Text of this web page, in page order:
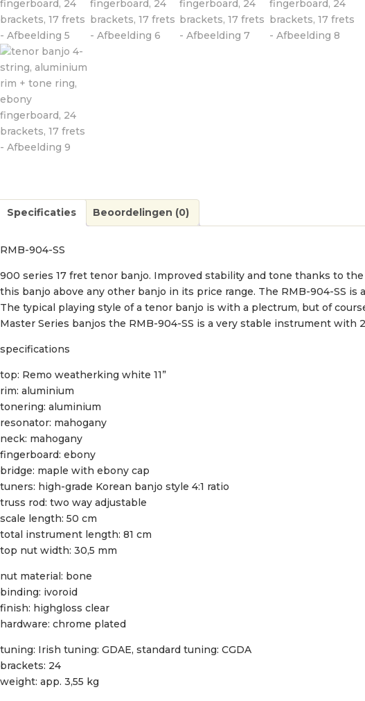
Specificaties Beoordelingen (0)
RMB-904-SS
900 series 17 fret tenor banjo. Improved stability and tone thanks to
this banjo above any other banjo in its price range. The RMB-904-SS
The typical playing style of a tenor banjo is with a plectrum, but of
Master Series banjos the RMB-904-SS is a very stable instrument with
specifications
top: Remo weatherking white 11”
rim: aluminium
tonering: aluminium
resonator: mahogany
neck: mahogany
fingerboard: ebony
bridge: maple with ebony cap
tuners: high-grade Korean banjo style 4:1 ratio
truss rod: two way adjustable
scale length: 50 cm
total instrument length: 81 cm
top nut width: 30,5 mm
nut material: bone
binding: ivoroid
finish: highgloss clear
hardware: chrome plated
tuning: Irish tuning: GDAE, standard tuning: CGDA
brackets: 24
weight: app. 3,55 kg